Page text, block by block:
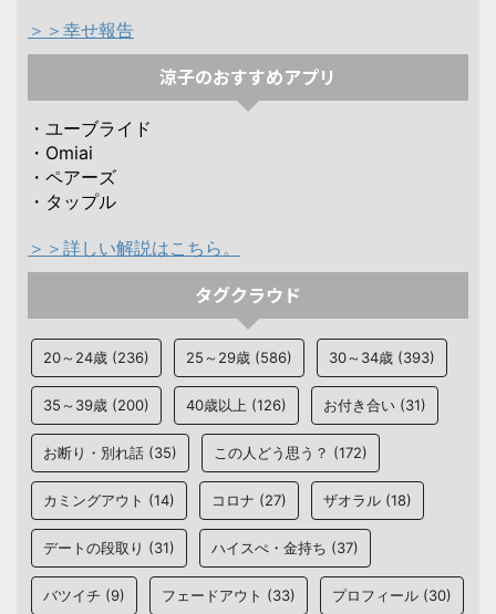
＞＞幸せ報告
涼子のおすすめアプリ
・ユーブライド
・Omiai
・ペアーズ
・タップル
＞＞詳しい解説はこちら。
タグクラウド
20～24歳 (236) 25～29歳 (586) 30～34歳 (393)
35～39歳 (200) 40歳以上 (126) お付き合い (31)
お断り・別れ話 (35) この人どう思う？ (172)
カミングアウト (14) コロナ (27) ザオラル (18)
デートの段取り (31) ハイスぺ・金持ち (37)
バツイチ (9) フェードアウト (33) プロフィール (30)